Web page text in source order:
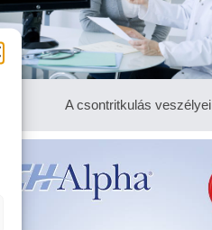
A csontritkulás veszélyei